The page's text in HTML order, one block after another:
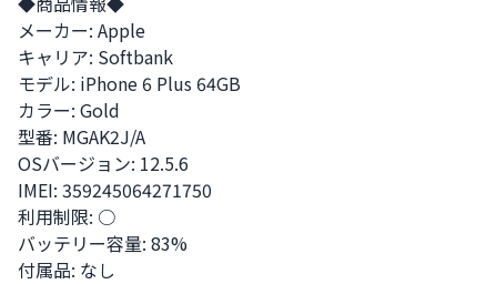
メーカー: Apple
キャリア: Softbank
モデル: iPhone 6 Plus 64GB
カラー: Gold
型番: MGAK2J/A
OSバージョン: 12.5.6
IMEI: 359245064271750
利用制限: ○
バッテリー容量: 83%
付属品: なし